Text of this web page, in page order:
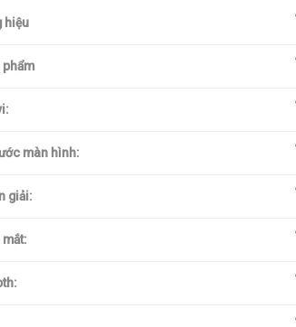
hiệu
phẩm
màn hình:
giải:
mắt: